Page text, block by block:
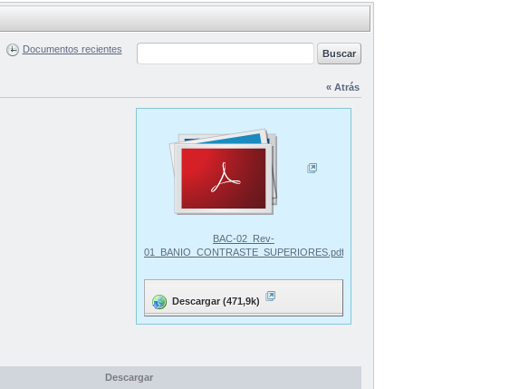
Documentos recientes
« Atrás
BAC-02_Rev-
01_BANIO_CONTRASTE_SUPERIORES.pdf
Descargar (471,9k)
Descargar